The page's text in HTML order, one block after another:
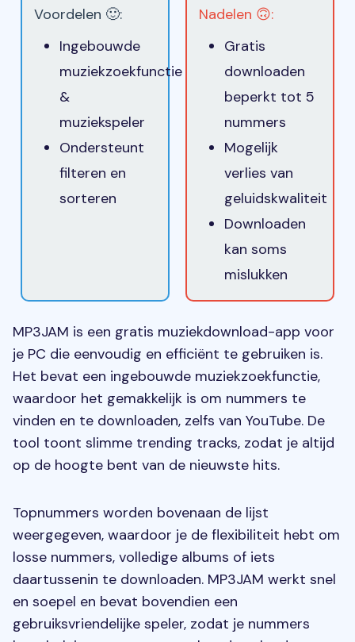
Voordelen 🙂:
Ingebouwde
muziekzoekfunctie
&
muziekspeler
Ondersteunt
filteren en
sorteren
Nadelen 🙃:
Gratis
downloaden
beperkt tot 5
nummers
Mogelijk
verlies van
geluidskwaliteit
Downloaden
kan soms
mislukken
MP3JAM is een gratis muziekdownload-app voor
je PC die eenvoudig en efficiënt te gebruiken is.
Het bevat een ingebouwde muziekzoekfunctie,
waardoor het gemakkelijk is om nummers te
vinden en te downloaden, zelfs van YouTube. De
tool toont slimme trending tracks, zodat je altijd
op de hoogte bent van de nieuwste hits.
Topnummers worden bovenaan de lijst
weergegeven, waardoor je de flexibiliteit hebt om
losse nummers, volledige albums of iets
daartussenin te downloaden. MP3JAM werkt snel
en soepel en bevat bovendien een
gebruiksvriendelijke speler, zodat je nummers